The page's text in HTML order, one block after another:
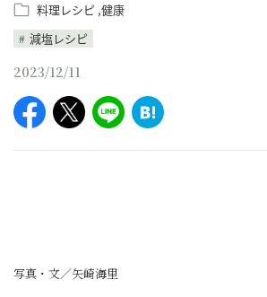
料理レシピ 健康
減塩レシピ
2023/12/11
写真・文／矢崎海里